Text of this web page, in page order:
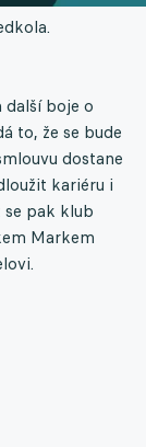
další boje o
to, že se bude
dostane
kariéru i
pak klub
Markem